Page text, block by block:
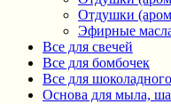
Отдушки
Эфирные
Все для свечей
Все для бомбочек
Все для
Основа для мыла,